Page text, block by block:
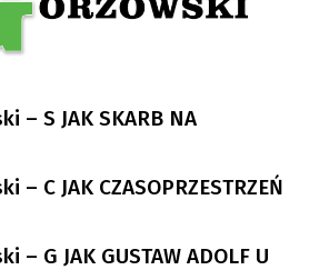
– S JAK SKARB NA
C JAK CZASOPRZESTRZEŃ
– G JAK GUSTAW ADOLF U